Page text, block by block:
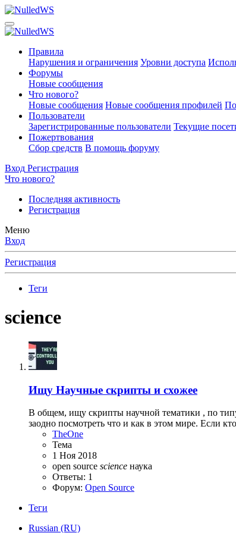
Правила
Нарушения и ограничения Уровни доступа
Форумы
Новые сообщения
Что нового?
Новые сообщения Новые сообщения профилей
Пользователи
Зарегистрированные пользователи Текущие
Пожертвования
Сбор средств В помощь форуму
Вход Регистрация
Что нового?
Последняя активность
Регистрация
Меню
Вход
Регистрация
Теги
science
Ищу Научные скрипты и схожее
В общем, ищу скрипты научной тематики , по
заодно посмотреть что и как в этом мире. Если
TheOne
Тема
1 Ноя 2018
open source science наука
Ответы: 1
Форум: Open Source
Теги
Russian (RU)